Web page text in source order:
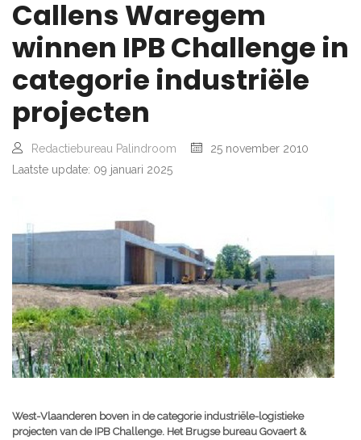
Callens Waregem
winnen IPB Challenge in
categorie industriële
projecten
Redactiebureau Palindroom
25 november 2010
Laatste update: 09 januari 2025
West-Vlaanderen boven in de categorie industriële-logistieke
projecten van de IPB Challenge. Het Brugse bureau Govaert &